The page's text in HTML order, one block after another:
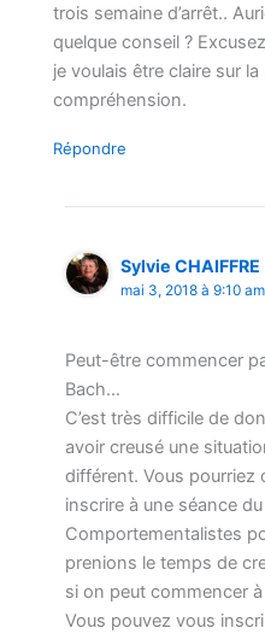
trois semaine d’arrêt..
quelque conseil ?
je voulais être claire sur
compréhension.
Répondre
Sylvie CHAIFFRE
mai 3, 2018 à 9:10 am
Peut-être commencer
Bach…
C’est très difficile de
avoir creusé une
différent. Vous pourriez
inscrire à une séance
Comportementalistes
prenions le temps de
si on peut commencer
Vous pouvez vous